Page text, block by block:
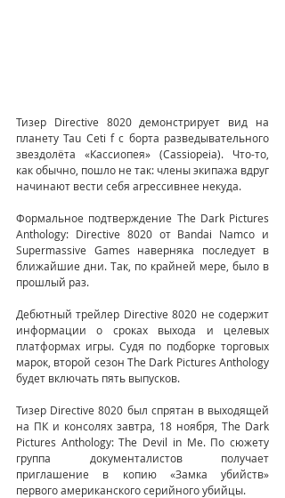
Тизер Directive 8020 демонстрирует вид на
планету Tau Ceti f с борта разведывательного
звездолёта «Кассиопея» (Cassiopeia). Что-то,
как обычно, пошло не так: члены экипажа вдруг
начинают вести себя агрессивнее некуда.
Формальное подтверждение The Dark Pictures
Anthology: Directive 8020 от Bandai Namco и
Supermassive Games наверняка последует в
ближайшие дни. Так, по крайней мере, было в
прошлый раз.
Дебютный трейлер Directive 8020 не содержит
информации о сроках выхода и целевых
платформах игры. Судя по подборке торговых
марок, второй сезон The Dark Pictures Anthology
будет включать пять выпусков.
Тизер Directive 8020 был спрятан в выходящей
на ПК и консолях завтра, 18 ноября, The Dark
Pictures Anthology: The Devil in Me. По сюжету
группа документалистов получает
приглашение в копию «Замка убийств»
первого американского серийного убийцы.